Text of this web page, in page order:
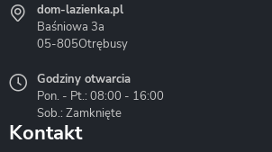
Hydrostop
Liveno
dom-lazienka.pl
Baśniowa 3a
05-805Otrębusy
Godziny otwarcia
Pon. - Pt.: 08:00 - 16:00
Sob.: Zamknięte
Kontakt